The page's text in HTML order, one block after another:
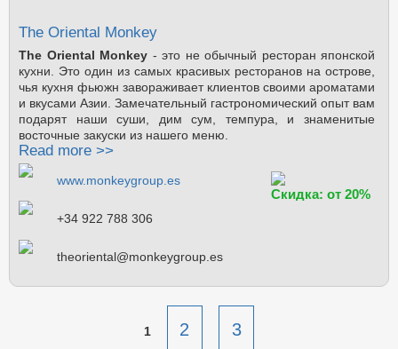
The Oriental Monkey
The Oriental Monkey - это не обычный ресторан японской
кухни. Это один из самых красивых ресторанов на острове,
чья кухня фьюжн завораживает клиентов своими ароматами
и вкусами Азии. Замечательный гастрономический опыт вам
подарят наши суши, дим сум, темпура, и знаменитые
восточные закуски из нашего меню.
Read more >>
www.monkeygroup.es
+34 922 788 306
theoriental@monkeygroup.es
Скидка: от 20%
1 2 3